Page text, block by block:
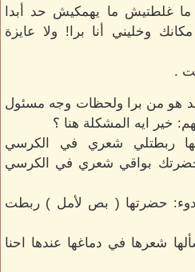
غلطتيش ما يهمكيش حد أبدا
وخليني أنا برا! ولا عايزة
.
هو من برا ولحظات وجه مسئول
خير ايه المشكلة هنا ؟
ربطتلي شعري في الكرسي
بواقي شعري في الكرسي
حضرتها ( بص لأمل ) ربطت
شعرها في دماغها عندها احنا